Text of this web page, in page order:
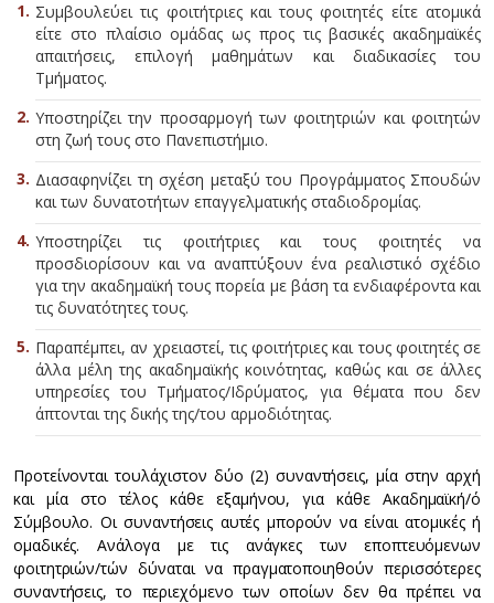
Συμβουλεύει τις φοιτήτριες και τους φοιτητές είτε ατομικά
είτε στο πλαίσιο ομάδας ως προς τις βασικές ακαδημαϊκές
απαιτήσεις, επιλογή μαθημάτων και διαδικασίες του
Τμήματος.
Υποστηρίζει την προσαρμογή των φοιτητριών και φοιτητών
στη ζωή τους στο Πανεπιστήμιο.
Διασαφηνίζει τη σχέση μεταξύ του Προγράμματος Σπουδών
και των δυνατοτήτων επαγγελματικής σταδιοδρομίας.
Υποστηρίζει τις φοιτήτριες και τους φοιτητές να
προσδιορίσουν και να αναπτύξουν ένα ρεαλιστικό σχέδιο
για την ακαδημαϊκή τους πορεία με βάση τα ενδιαφέροντα και
τις δυνατότητες τους.
Παραπέμπει, αν χρειαστεί, τις φοιτήτριες και τους φοιτητές σε
άλλα μέλη της ακαδημαϊκής κοινότητας, καθώς και σε άλλες
υπηρεσίες του Τμήματος/Ιδρύματος, για θέματα που δεν
άπτονται της δικής της/του αρμοδιότητας.
Προτείνονται τουλάχιστον δύο (2) συναντήσεις, μία στην αρχή
και μία στο τέλος κάθε εξαμήνου, για κάθε Ακαδημαϊκή/ό
Σύμβουλο. Οι συναντήσεις αυτές μπορούν να είναι ατομικές ή
ομαδικές. Ανάλογα με τις ανάγκες των εποπτευόμενων
φοιτητριών/τών δύναται να πραγματοποιηθούν περισσότερες
συναντήσεις, το περιεχόμενο των οποίων δεν θα πρέπει να